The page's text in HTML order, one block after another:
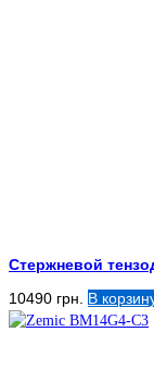
Стержневой
10490 грн. В